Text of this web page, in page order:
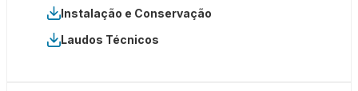
Instalação e Conservação
Laudos Técnicos